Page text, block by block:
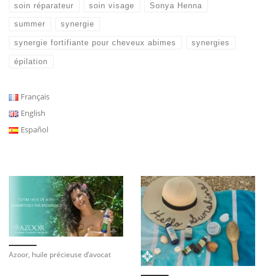
soin réparateur soin visage Sonya Henna
summer synergie
synergie fortifiante pour cheveux abimes synergies
épilation
Français
English
Español
Azoor, huile précieuse d’avocat